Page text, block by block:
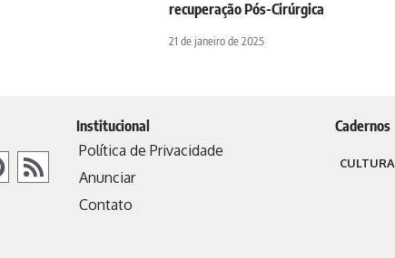
recuperação Pós-Cirúrgica
21 de janeiro de 2025
Institucional
Política de Privacidade
Anunciar
Contato
Cadernos
CULTURA